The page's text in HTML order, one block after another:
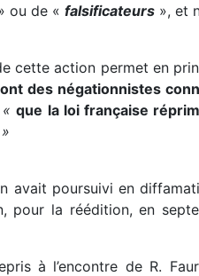
ou de « falsificateurs », et
cette action permet en
des négationnistes
«que la loi française
»
avait poursuivi en
pour la réédition, en
à l’encontre de R.